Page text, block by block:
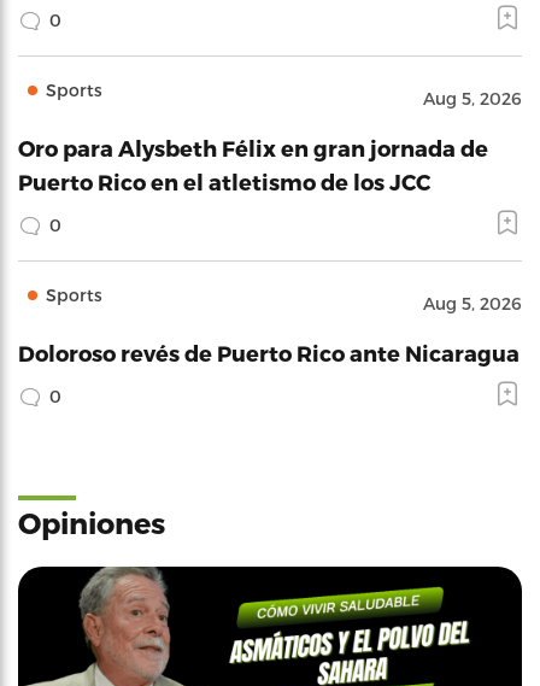
0
Sports Aug 5, 2026
Oro para Alysbeth Félix en gran jornada de
Puerto Rico en el atletismo de los JCC
0
Sports Aug 5, 2026
Doloroso revés de Puerto Rico ante Nicaragua
0
Opiniones